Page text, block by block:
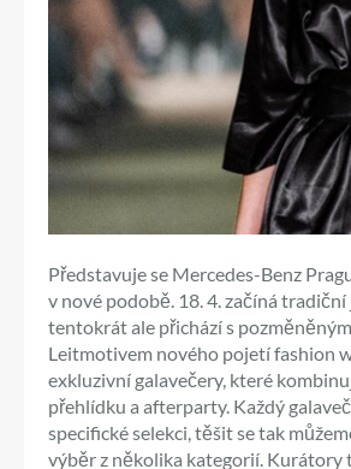
Představuje se Mercedes-Benz
v nové podobě. 18. 4. začíná tradiční
tentokrát ale přichází s
Leitmotivem nového pojetí fashion
exkluzivní galavečery, které
přehlídku a afterparty. Každý
specifické selekci, těšit se tak
výběr z několika kategorií. Kurátory